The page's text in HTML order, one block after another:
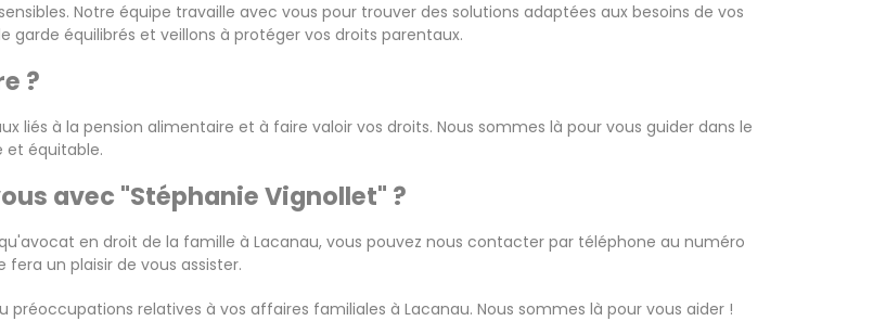
Notre équipe travaille avec vous pour trouver des solutions adaptées aux besoins de vos
équilibrés et veillons à protéger vos droits parentaux.
?
liés à la pension alimentaire et à faire valoir vos droits. Nous sommes là pour vous guider dans le
et équitable.
avec "Stéphanie Vignollet" ?
en droit de la famille à Lacanau, vous pouvez nous contacter par téléphone au numéro
un plaisir de vous assister.
relatives à vos affaires familiales à Lacanau. Nous sommes là pour vous aider !